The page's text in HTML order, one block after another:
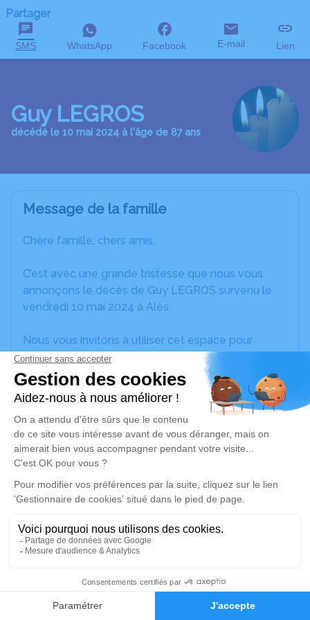
Faire-part Hommages
Partager
SMS WhatsApp Facebook E-mail Lien
Guy LEGROS
décédé le 10 mai 2024 à l'âge de 87 ans
Message de la famille
Chère famille, chers amis,
C’est avec une grande tristesse que nous vous
annonçons le décès de Guy LEGROS survenu le
vendredi 10 mai 2024 à Alès.
Nous vous invitons à utiliser cet espace pour
laisser vos condoléances, partager des photos
souvenirs, une anecdote ou exprimer vos pensées
à travers des poèmes ou des textes. Cet endroit
est un lieu d'expression dédié à honorer la
mémoire de Guy LEGROS.
Un service de plantation d’arbre hommage est
disponible ici.
Je rends hommage
Déroulé des obsèques